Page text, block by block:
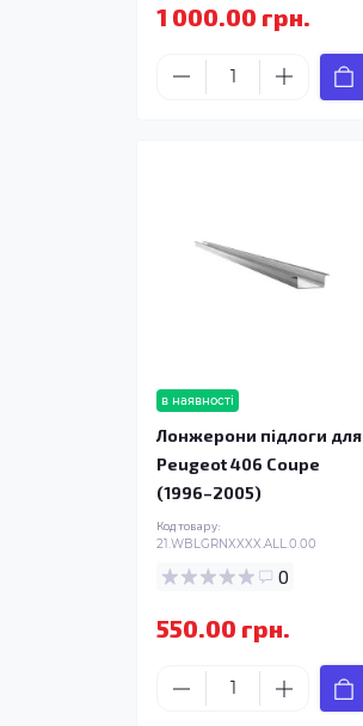
1 000.00 грн.
в наявності
Лонжерони підлоги для
Peugeot 406 Coupe
(1996–2005)
Код товару:
21.WBLGRNXXXX.ALL.0.00
0
550.00 грн.